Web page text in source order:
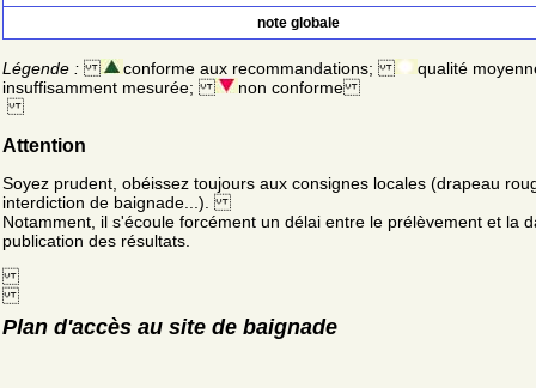
note globale
Légende : conforme aux recommandations;
qualité
insuffisamment mesurée;
non conforme
Attention
Soyez prudent, obéissez toujours aux consignes locales (drapeau
interdiction de baignade...).
Notamment, il s'écoule forcément un délai entre le prélèvement et la
publication des résultats.
Plan d'accès au site de baignade